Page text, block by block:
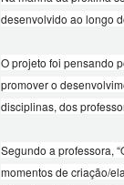
desenvolvido ao longo
O projeto foi pensando
promover o
disciplinas, dos
Segundo a professora,
momentos de criação/